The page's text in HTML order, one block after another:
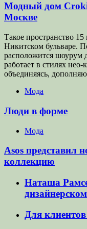
Модный дом Croki
Москве
Такое пространство
Никитском бульваре.
расположится шоурум
работает в стилях нео-
объединяясь,
Мода
Люди в форме
Мода
Asos представил
коллекцию
Наташа
Для